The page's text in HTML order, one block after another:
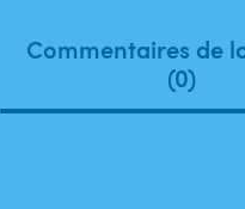
Commentaires de
(0)